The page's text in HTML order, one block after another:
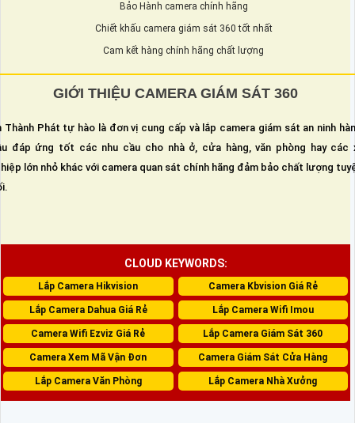
Bảo Hành camera chính hãng
Chiết khấu camera giám sát 360 tốt nhất
Cam kết hàng chính hãng chất lượng
GIỚI THIỆU CAMERA GIÁM SÁT 360
Thành Phát tự hào là đơn vị cung cấp và lắp camera giám sát an ninh
đáp ứng tốt các nhu cầu cho nhà ở, cửa hàng, văn phòng hay các
lớn nhỏ khác với camera quan sát chính hãng đảm bảo chất lượng
CLOUD KEYWORDS:
Lắp Camera Hikvision Camera Kbvision Giá Rẻ
Lắp Camera Dahua Giá Rẻ Lắp Camera Wifi Imou
Camera Wifi Ezviz Giá Rẻ Lắp Camera Giám Sát 360
Camera Xem Mã Vận Đơn Camera Giám Sát Cửa Hàng
Lắp Camera Văn Phòng Lắp Camera Nhà Xưởng